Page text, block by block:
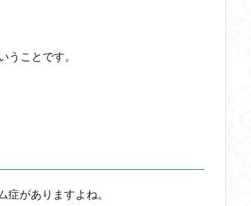
うことです。
がありますよね。